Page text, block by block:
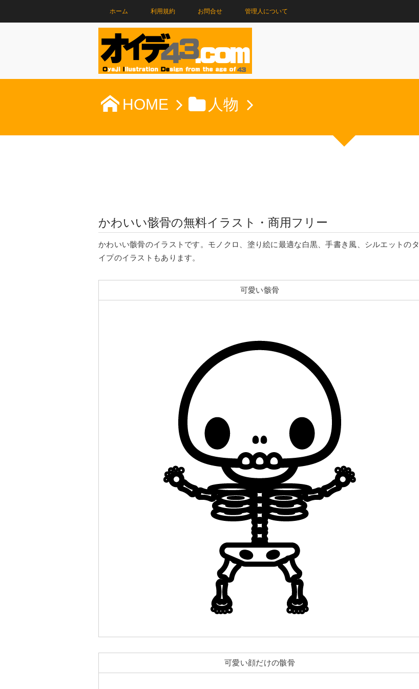
ホーム 利用規約 お問合せ 管理人について
HOME 人物
かわいい骸骨の無料イラスト・商用フリー
かわいい骸骨のイラストです。モノクロ、塗り絵に最適な白黒、手書き風、シルエットのタ
イプのイラストもあります。
可愛い骸骨
可愛い顔だけの骸骨